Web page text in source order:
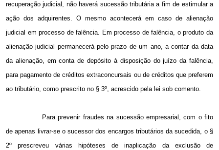
recuperação judicial, não haverá sucessão tributária a fim de estimular a
ação dos adquirentes. O mesmo acontecerá em caso de alienação
judicial em processo de falência. Em processo de falência, o produto da
alienação judicial permanecerá pelo prazo de um ano, a contar da data
da alienação, em conta de depósito à disposição do juízo da falência,
para pagamento de créditos extraconcursais ou de créditos que preferem
ao tributário, como prescrito no § 3º, acrescido pela lei sob comento.
Para prevenir fraudes na sucessão empresarial, com o fito
de apenas livrar-se o sucessor dos encargos tributários da sucedida, o §
2º prescreveu várias hipóteses de inaplicação da exclusão de